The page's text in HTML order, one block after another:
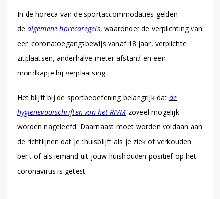
In de horeca van de sportaccommodaties gelden
de algemene horecaregels, waaronder de verplichting van
een coronatoegangsbewijs vanaf 18 jaar, verplichte
zitplaatsen, anderhalve meter afstand en een
mondkapje bij verplaatsing.
Het blijft bij de sportbeoefening belangrijk dat de
hygiënevoorschriften van het RIVM zoveel mogelijk
worden nageleefd. Daarnaast moet worden voldaan aan
de richtlijnen dat je thuisblijft als je ziek of verkouden
bent of als iemand uit jouw huishouden positief op het
coronavirus is getest.